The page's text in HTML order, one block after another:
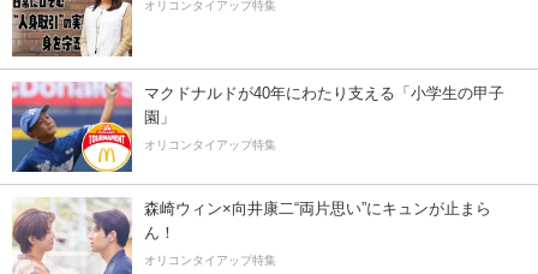
オリコンタイアップ特集
マクドナルドが40年にわたり支える「小学生の甲子
園」
オリコンタイアップ特集
森崎ウィン×向井康二“両片思い”にキュンが止まら
ん！
オリコンタイアップ特集